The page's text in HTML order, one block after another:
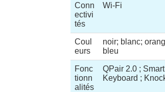
Conn
ectivi
tés
Wi-Fi
Coul
eurs
noir; blanc;
bleu
Fonc
tionn
alités
QPair 2.0 ; Smart
Keyboard ;